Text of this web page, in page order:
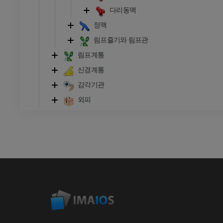
다리동맥
정맥
림프줄기와 림프관
림프계통
신경계통
감각기관
외피